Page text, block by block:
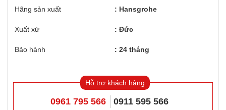
Hãng sản xuất Hansgrohe
Xuất xứ Đức
Bảo hành 24 tháng
Hỗ trợ khách hàng
0961 795 566 0911 595 566